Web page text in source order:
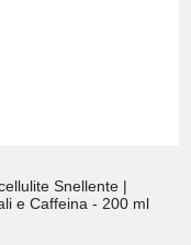
Snellente |
e Caffeina - 200 ml